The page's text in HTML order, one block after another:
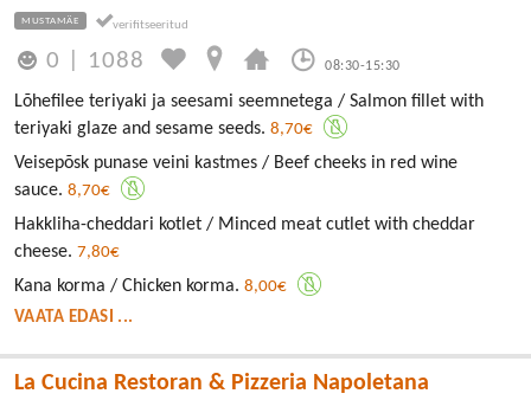
MUSTAMÄE
0 1088 08:30-15:30
Lõhefilee teriyaki ja seesami seemnetega / Salmon fillet with
teriyaki glaze and sesame seeds. 8,70€
Veisepõsk punase veini kastmes / Beef cheeks in red wine
sauce. 8,70€
Hakkliha-cheddari kotlet / Minced meat cutlet with cheddar
cheese. 7,80€
Kana korma / Chicken korma. 8,00€
VAATA EDASI ...
La Cucina Restoran & Pizzeria Napoletana